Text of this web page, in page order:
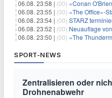
06.08. 23:58 | (00) «Conan O'Brien
06.08. 23:55 | (00) «The Office»-Star
06.08. 23:54 | (00) STARZ
06.08. 23:52 | (00) Neuauflage von
06.08. 23:50 | (00) «The
SPORT-NEWS
Zentralisieren oder
Drohnenabwehr